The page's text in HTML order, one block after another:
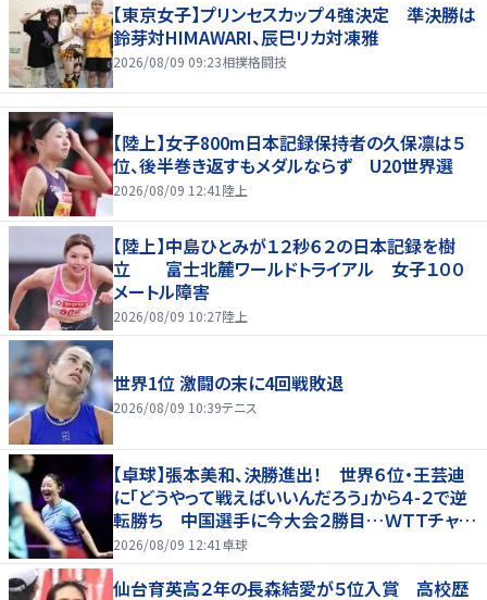
【東京女子】プリンセスカップ４強決定 準決勝は
鈴芽対HIMAWARI、辰巳リカ対凍雅
2026/08/09 09:23相撲格闘技
【陸上】女子800m日本記録保持者の久保凛は５
位、後半巻き返すもメダルならず U20世界選
2026/08/09 12:41 陸上
【陸上】中島ひとみが１２秒６２の日本記録を樹
立 富士北麓ワールドトライアル 女子１００
メートル障害
2026/08/09 10:27陸上
世界1位 激闘の末に4回戦敗退
2026/08/09 10:39テニス
【卓球】張本美和、決勝進出！ 世界６位・王芸迪
に「どうやって戦えばいいんだろう」から４-２で逆
転勝ち 中国選手に今大会２勝目…ＷＴＴチャン
ピオンズ横浜
2026/08/09 12:41 卓球
仙台育英高２年の長森結愛が５位入賞 高校歴